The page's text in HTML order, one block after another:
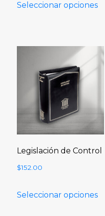
Seleccionar opciones
Legislación de Control
$152.00
Seleccionar opciones